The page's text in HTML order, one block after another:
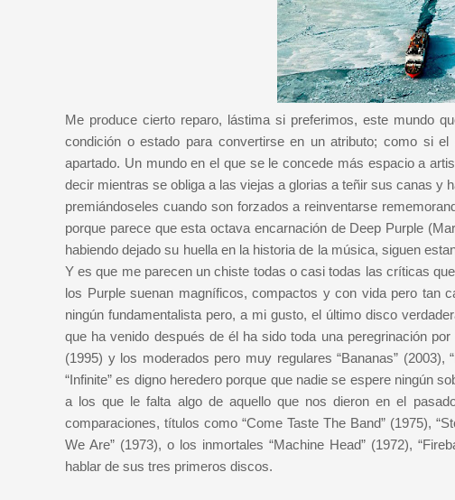
Me produce cierto reparo, lástima si preferimos, este mundo
condición o estado para convertirse en un atributo; como si
apartado. Un mundo en el que se le concede más espacio a
decir mientras se obliga a las viejas a glorias a teñir sus canas y
premiándoseles cuando son forzados a reinventarse
porque parece que esta octava encarnación de Deep Purple
habiendo dejado su huella en la historia de la música, siguen
Y es que me parecen un chiste todas o casi todas las críticas
los Purple suenan magníficos, compactos y con vida pero tan
ningún fundamentalista pero, a mi gusto, el último disco
que ha venido después de él ha sido toda una peregrinación
(1995) y los moderados pero muy regulares “Bananas”
“Infinite” es digno heredero porque que nadie se espere ningún
a los que le falta algo de aquello que nos dieron en el
comparaciones, títulos como “Come Taste The Band” (1975),
We Are” (1973), o los inmortales “Machine Head” (1972),
hablar de sus tres primeros discos.